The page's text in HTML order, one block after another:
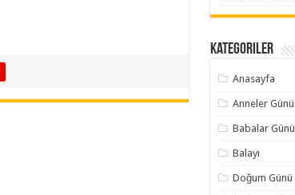
Kategoriler
Anasayfa
Anneler Günü
Babalar Günü
Balayı
Doğum Günü